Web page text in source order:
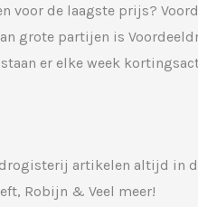
voor de laagste prijs?
grote partijen is
er elke week
artikelen altijd in
Robijn & Veel meer!